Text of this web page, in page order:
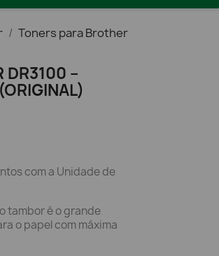
Toners para Brother
DR3100 –
com a Unidade de
tambor é o grande
o papel com máxima